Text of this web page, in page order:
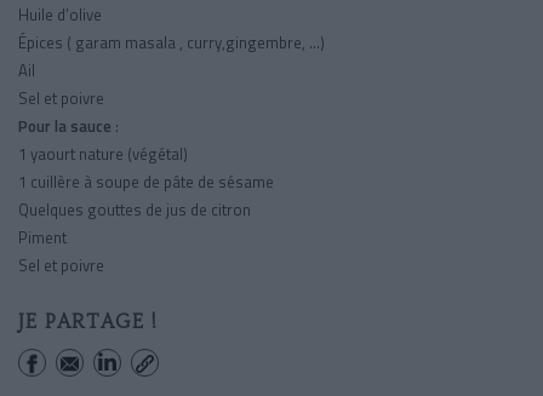
Huile d’olive
Épices ( garam masala , curry,gingembre, ...)
Ail
Sel et poivre
Pour la sauce :
1 yaourt nature (végétal)
1 cuillère à soupe de pâte de sésame
Quelques gouttes de jus de citron
Piment
Sel et poivre
JE PARTAGE !